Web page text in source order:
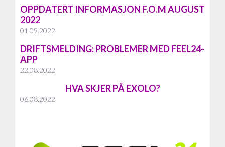
OPPDATERT INFORMASJON F.O.M AUGUST
2022
01.09.2022
DRIFTSMELDING: PROBLEMER MED FEEL24-
APP
22.08.2022
HVA SKJER PÅ EXOLO?
06.08.2022